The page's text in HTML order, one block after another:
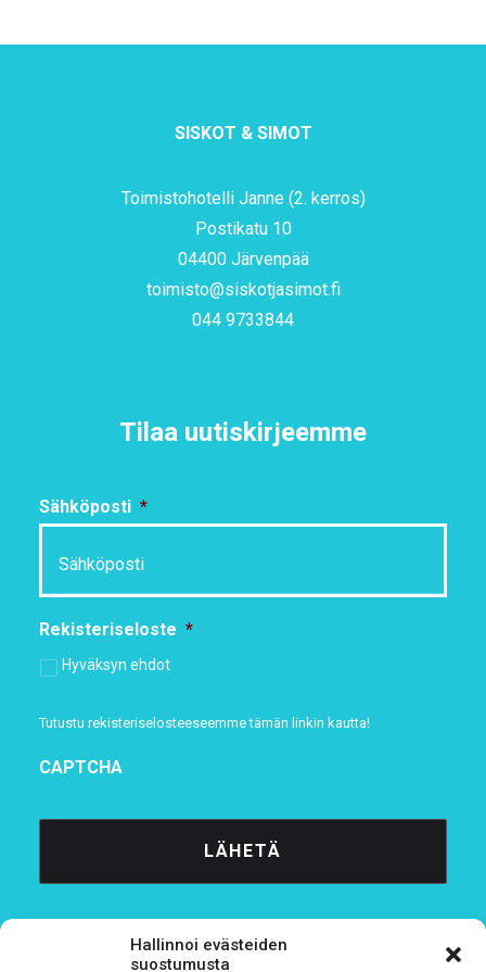
Hallinnoi evästeiden
suostumusta
SISKOT & SIMOT
Toimistohotelli Janne (2. kerros)
Postikatu 10
04400 Järvenpää
toimisto@siskotjasimot.fi
044 9733844
Tilaa uutiskirjeemme
Sähköposti *
Rekisteriseloste *
Hyväksyn ehdot
Tutustu rekisteriselosteeseemmetämän linkin kautta!
CAPTCHA